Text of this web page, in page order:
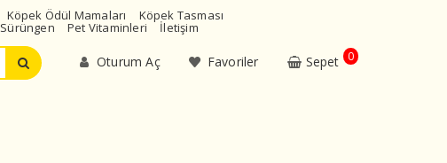
Köpek Ödül Mamaları Köpek Tasması
Sürüngen Pet Vitaminleri İletişim
Oturum Aç Favoriler Sepet 0